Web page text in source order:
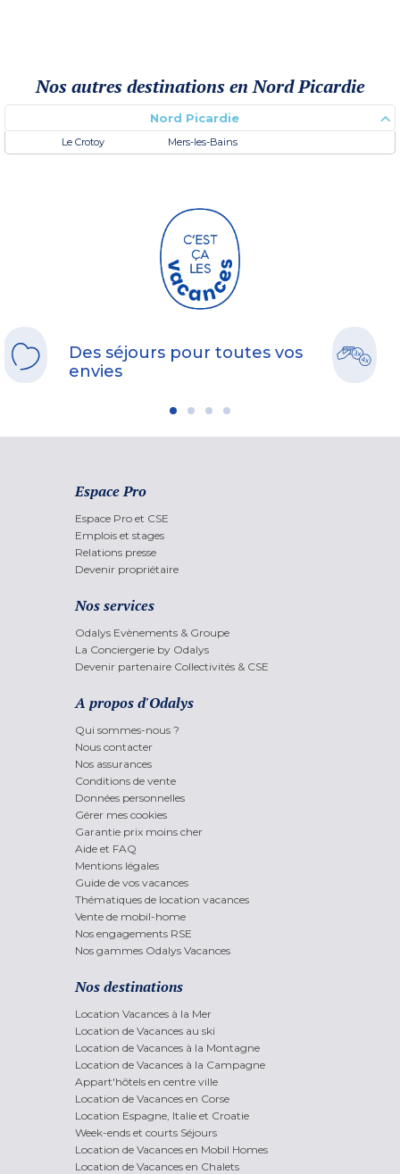
Nos autres destinations en Nord Picardie
Nord Picardie
Le Crotoy Mers-les-Bains
Des séjours pour toutes vos
envies
Espace Pro
Espace Pro et CSE
Emplois et stages
Relations presse
Devenir propriétaire
Nos services
Odalys Evènements & Groupe
La Conciergerie by Odalys
Devenir partenaire Collectivités & CSE
A propos d'Odalys
Qui sommes-nous ?
Nous contacter
Nos assurances
Conditions de vente
Données personnelles
Gérer mes cookies
Garantie prix moins cher
Aide et FAQ
Mentions légales
Guide de vos vacances
Thématiques de location vacances
Vente de mobil-home
Nos engagements RSE
Nos gammes Odalys Vacances
Nos destinations
Location Vacances à la Mer
Location de Vacances au ski
Location de Vacances à la Montagne
Location de Vacances à la Campagne
Appart'hôtels en centre ville
Location de Vacances en Corse
Location Espagne, Italie et Croatie
Week-ends et courts Séjours
Location de Vacances en Mobil Homes
Location de Vacances en Chalets